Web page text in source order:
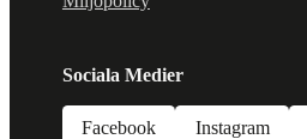
Sociala Medier
Facebook Instagram